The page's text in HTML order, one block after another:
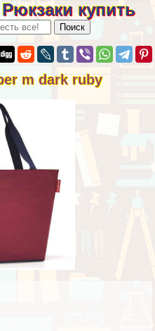
Рюкзаки купить
m dark ruby